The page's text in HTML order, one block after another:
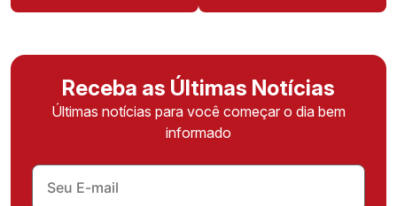
Receba as Últimas Notícias
Últimas notícias para você começar o dia bem
informado